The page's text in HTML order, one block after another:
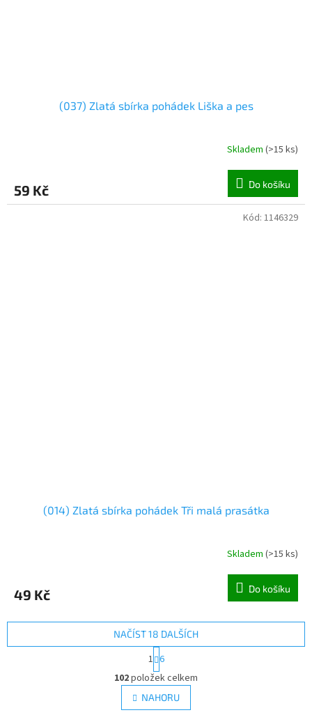
(037) Zlatá sbírka pohádek Liška a pes
Skladem (>15 ks)
59 Kč Do košíku
(014) Zlatá sbírka pohádek Tři malá prasátka
Skladem (>15 ks)
49 Kč Do košíku
Kód: 1146329
O
v
l
á
NAČÍST 18 DALŠÍCH
t
r
á
n
k
1 6
102položek celkem
NAHORU